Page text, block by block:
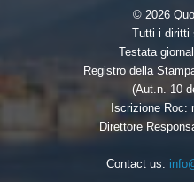
© 2026
Tutti i diritti
Testata
Registro della
(Aut.n. 10
Iscrizione Roc:
Direttore
Contact us: